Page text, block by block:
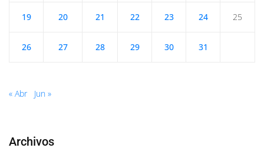
19 20 21 22 23 24 25
26 27 28 29 30 31
« Abr Jun »
Archivos